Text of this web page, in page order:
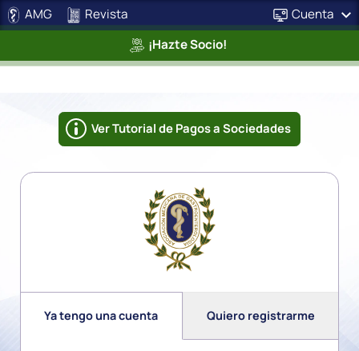
AMG
Revista
¡Hazte Socio!
Cuenta
Ver Tutorial de Pagos a Sociedades
Ya tengo una cuenta Quiero registrarme